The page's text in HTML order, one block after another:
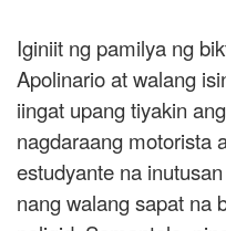
Iginiit ng pamilya ng
Apolinario at walang
iingat upang tiyakin
nagdaraang motorista
estudyante na
nang walang sapat na